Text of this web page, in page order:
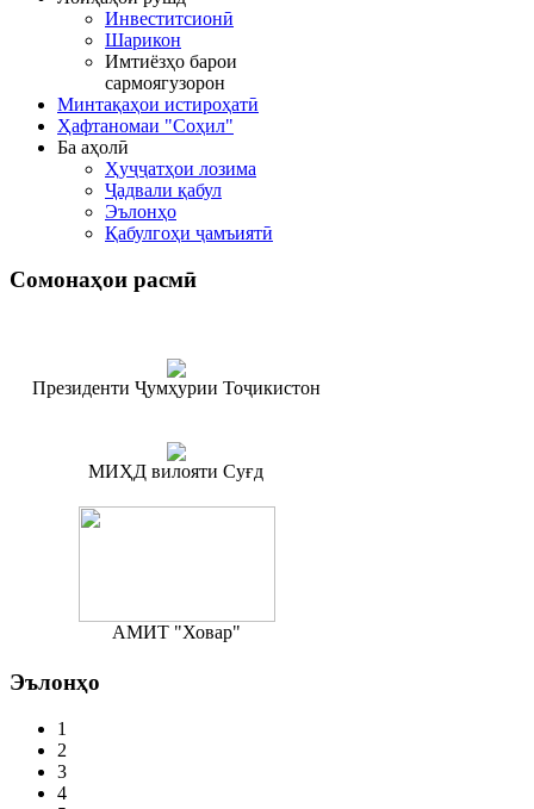
Инвеститсионӣ
Шарикон
Имтиёзҳо барои
сармоягузорон
Минтақаҳои истироҳатӣ
Ҳафтаномаи "Соҳил"
Ба аҳолӣ
Ҳуҷҷатҳои лозима
Ҷадвали қабул
Эълонҳо
Қабулгоҳи ҷамъиятӣ
Сомонаҳои расмӣ
Президенти Ҷумҳурии Тоҷикистон
МИҲД вилояти Суғд
АМИТ "Ховар"
Эълонҳо
1
2
3
4